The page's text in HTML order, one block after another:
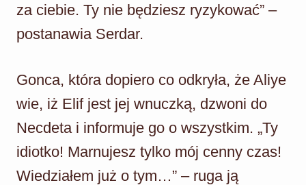
za ciebie. Ty nie będziesz ryzykować” –
postanawia Serdar.
Gonca, która dopiero co odkryła, że Aliye
wie, iż Elif jest jej wnuczką, dzwoni do
Necdeta i informuje go o wszystkim. „Ty
idiotko! Marnujesz tylko mój cenny czas!
Wiedziałem już o tym…” – ruga ją